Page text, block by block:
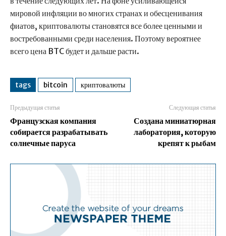
мировой инфляции во многих странах и обесценивания
фиатов, криптовалюты становятся все более ценными и
востребованными среди населения. Поэтому вероятнее
всего цена BTC будет и дальше расти.
tags bitcoin криптовалюты
Предыдущая статья
Французская компания
собирается разрабатывать
солнечные паруса
Следующая статья
Создана миниатюрная
лаборатория, которую
крепят к рыбам